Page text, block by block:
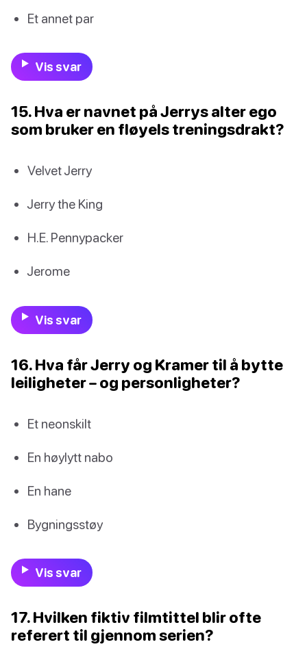
Et annet par
Vis svar
15. Hva er navnet på Jerrys alter ego
som bruker en fløyels treningsdrakt?
Velvet Jerry
Jerry the King
H.E. Pennypacker
Jerome
Vis svar
16. Hva får Jerry og Kramer til å bytte
leiligheter – og personligheter?
Et neonskilt
En høylytt nabo
En hane
Bygningsstøy
Vis svar
17. Hvilken fiktiv filmtittel blir ofte
referert til gjennom serien?